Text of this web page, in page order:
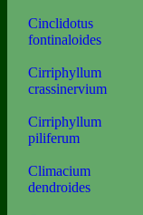
Cinclidotus
fontinaloides
Cirriphyllum
crassinervium
Cirriphyllum
piliferum
Climacium
dendroides